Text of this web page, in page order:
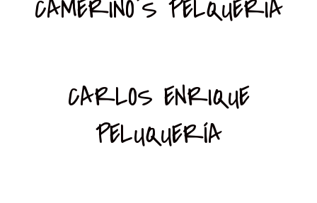
CAMERINO´S PELQUERIA
CARLOS ENRIQUE
PELUQUERÍA